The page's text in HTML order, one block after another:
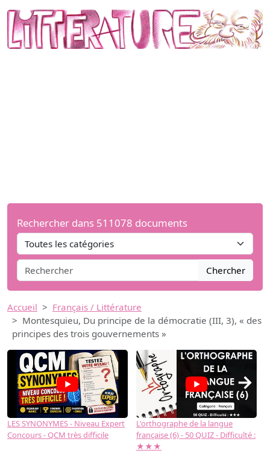
Rechercher dans 511078 documents
Chercher
Accueil
Français / Littérature
Montesquieu, Du principe de la démocratie (III, 3), « des
principes des trois gouvernements »
LES SYNONYMES - Niveau Expert
Concours - QCM très difficile
L'orthographe de la langue
française (6) - 50 QUIZ - Difficulté :
★★★
→